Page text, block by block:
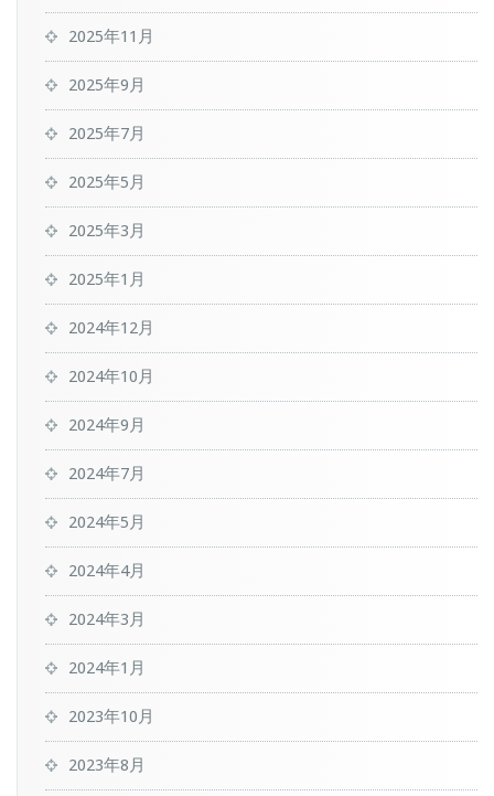
2025年11月
2025年9月
2025年7月
2025年5月
2025年3月
2025年1月
2024年12月
2024年10月
2024年9月
2024年7月
2024年5月
2024年4月
2024年3月
2024年1月
2023年10月
2023年8月